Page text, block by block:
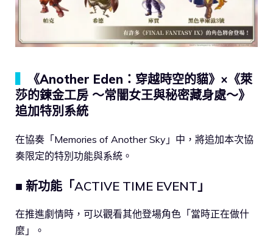
《Another Eden：穿越時空的貓》×《萊
莎的鍊金工房 ～常闇女王與秘密藏身處～》
追加特別系統
在協奏「Memories of Another Sky」中，將追加本次協
奏限定的特別功能與系統。
■ 新功能「ACTIVE TIME EVENT」
在推進劇情時，可以觀看其他登場角色「當時正在做什
麼」。